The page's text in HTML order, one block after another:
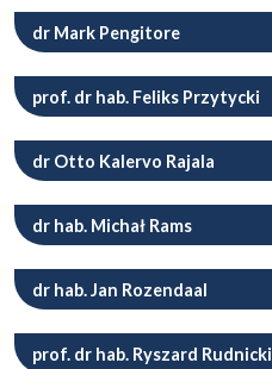
dr Mark Pengitore
prof. dr hab. Feliks Przytycki
dr Otto Kalervo Rajala
dr hab. Michał Rams
dr hab. Jan Rozendaal
prof. dr hab. Ryszard Rudnicki